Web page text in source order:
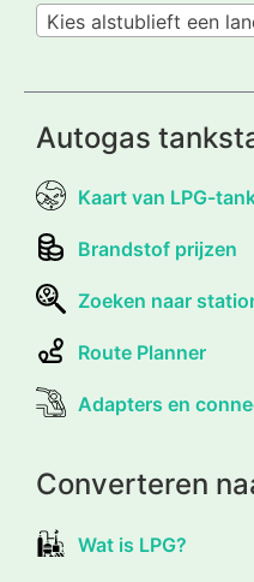
Kies alstublieft een
Autogas
Kaart van LPG-
Brandstof prijzen
Zoeken naar
Route Planner
Adapters en
Converteren
Wat is LPG?